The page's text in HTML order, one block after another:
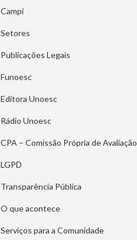
Campi
Setores
Publicações Legais
Funoesc
Editora Unoesc
Rádio Unoesc
CPA – Comissão Própria de Avaliação
LGPD
Transparência Pública
O que acontece
Serviços para a Comunidade